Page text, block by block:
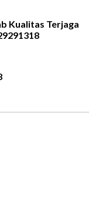
Kualitas Terjaga